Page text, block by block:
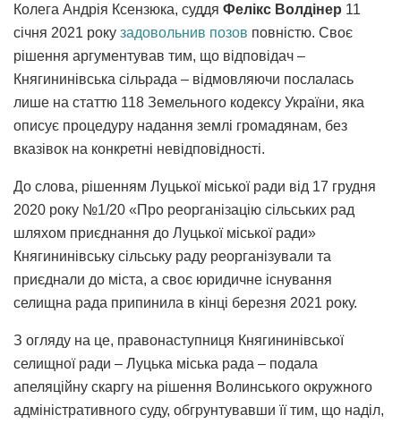
Колега Андрія Ксензюка, суддя Фелікс Волдінер 11
січня 2021 року задовольнив позов повністю. Своє
рішення аргументував тим, що відповідач –
Княгининівська сільрада – відмовляючи послалась
лише на статтю 118 Земельного кодексу України, яка
описує процедуру надання землі громадянам, без
вказівок на конкретні невідповідності.
До слова, рішенням Луцької міської ради від 17 грудня
2020 року №1/20 «Про реорганізацію сільських рад
шляхом приєднання до Луцької міської ради»
Княгининівську сільську раду реорганізували та
приєднали до міста, а своє юридичне існування
селищна рада припинила в кінці березня 2021 року.
З огляду на це, правонаступниця Княгининівської
селищної ради – Луцька міська рада – подала
апеляційну скаргу на рішення Волинського окружного
адміністративного суду, обгрунтувавши її тим, що наділ,